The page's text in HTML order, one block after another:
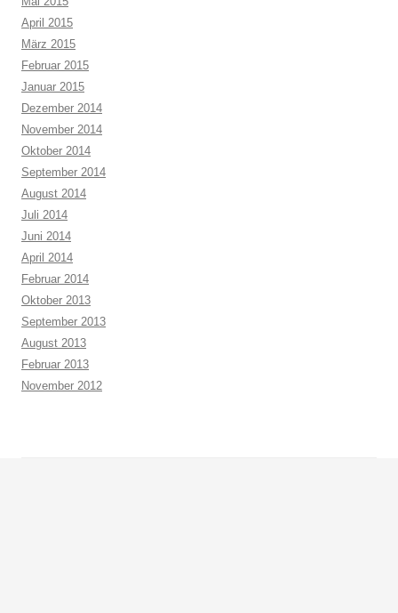
April 2015
März 2015
Februar 2015
Januar 2015
Dezember 2014
November 2014
Oktober 2014
September 2014
August 2014
Juli 2014
Juni 2014
April 2014
Februar 2014
Oktober 2013
September 2013
August 2013
Februar 2013
November 2012